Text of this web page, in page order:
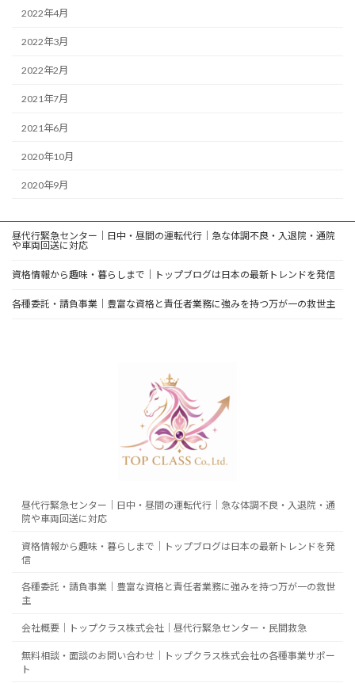
2022年4月
2022年3月
2022年2月
2021年7月
2021年6月
2020年10月
2020年9月
昼代行緊急センター｜日中・昼間の運転代行｜急な体調不良・入退院・通院
や車両回送に対応
資格情報から趣味・暮らしまで｜トップブログは日本の最新トレンドを発信
各種委託・請負事業｜豊富な資格と責任者業務に強みを持つ万が一の救世主
昼代行緊急センター｜日中・昼間の運転代行｜急な体調不良・入退院・通
院や車両回送に対応
資格情報から趣味・暮らしまで｜トップブログは日本の最新トレンドを発
信
各種委託・請負事業｜豊富な資格と責任者業務に強みを持つ万が一の救世
主
会社概要｜トップクラス株式会社｜昼代行緊急センター・民間救急
無料相談・面談のお問い合わせ｜トップクラス株式会社の各種事業サポー
ト